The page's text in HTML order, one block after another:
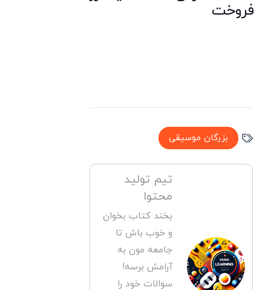
فروخت
بزرگان موسیقی
تیم تولید
محتوا
بخند کتاب بخوان
و خوب باش تا
جامعه مون به
آرامش برسه!
سوالات خود را